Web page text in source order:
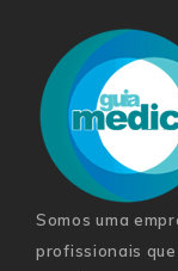
Somos uma
profissionais